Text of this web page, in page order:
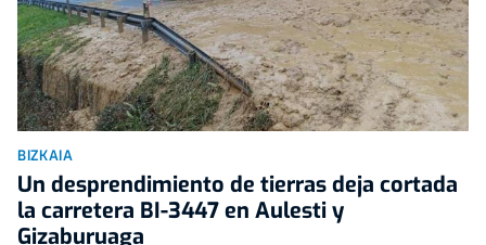
BIZKAIA
Un desprendimiento de tierras deja cortada
la carretera BI-3447 en Aulesti y
Gizaburuaga